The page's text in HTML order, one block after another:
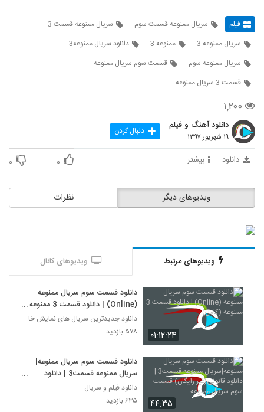
فیلم سريال ممنوعه قسمت سوم
سريال ممنوعه قسمت 3
سريال ممنوعه 3
ممنوعه 3
دانلود سريال ممنوعه3
سريال ممنوعه سوم
قسمت سوم سريال ممنوعه
قسمت 3 سريال ممنوعه
۱,۲۰۰
دانلود آهنگ و فیلم
۱۹ شهریور ۱۳۹۷ دنبال کردن
دانلود بیشتر ۰ ۰
نظرات ویدیوهای دیگر
ویدیوهای مرتبط ویدیوهای کانال
۰۱:۱۲:۲۴
دانلود قسمت سوم سریال ممنوعه
(Online) | دانلود قسمت 3 ممنوعه
(کامل)
دانلود جدیدترین سریال های نمایش خانگی
۵۷۸ بازدید
۴۴:۳۵
دانلود قسمت سوم سریال ممنوعه|
سریال ممنوعه قسمت3 | دانلود
قانونی(غیر رایگان) قسمت سوم سریال
ممنوعه
دانلود فیلم و سریال
۶۳۵ بازدید